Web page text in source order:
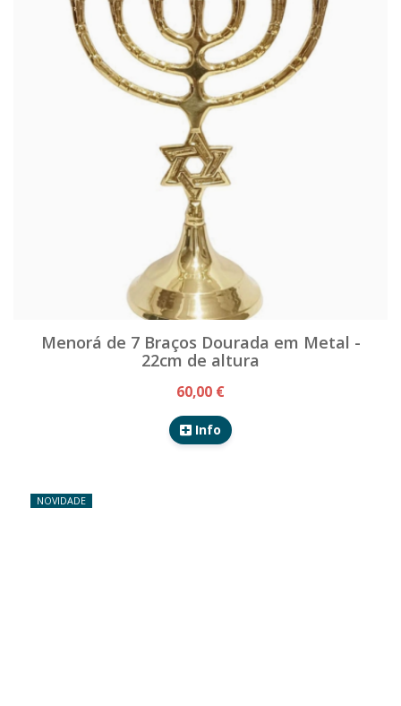
Menorá de 7 Braços Dourada em Metal -
22cm de altura
60,00 €
Info
NOVIDADE